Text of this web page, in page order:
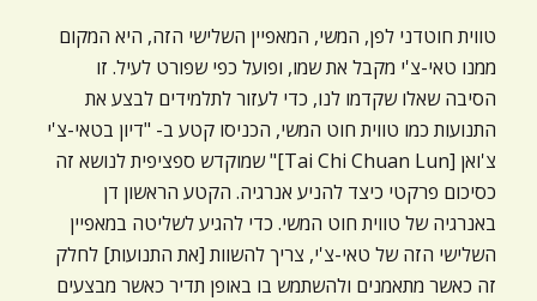
טווית חוטדני לפן, המשי, המאפיין השלישי הזה, היא המקום
ממנו טאי-צ'י מקבל את שמו, ופועל כפי שפורט לעיל. זו
הסיבה שאלו שקדמו לנו, כדי לעזור לתלמידים לבצע את
התנועות כמו טווית חוט המשי, הכניסו קטע ב- "דיון בטאי-צ'י
צ'ואן [Tai Chi Chuan Lun]" שמוקדש ספציפית לנושא זה
כסיכום פרקטי כיצד להניע אנרגיה. הקטע הראשון דן
באנרגיה של טווית חוט המשי. כדי להגיע לשליטה במאפיין
השלישי הזה של טאי-צ'י, צריך להשוות [את התנועות] לחלק
זה כאשר מתאמנים ולהשתמש בו באופן תדיר כאשר מבצעים